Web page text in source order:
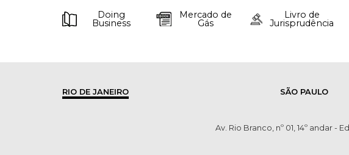
Doing
Business
Mercado de
Gás
Livro de
Jurisprudência
RIO DE JANEIRO SÃO PAULO
Av. Rio Branco, nº 01, 14º andar -